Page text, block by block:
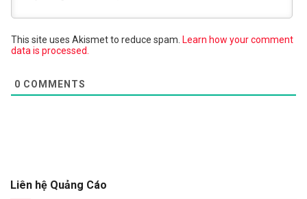
This site uses Akismet to reduce spam. Learn how your comment
data is processed.
0 COMMENTS
Liên hệ Quảng Cáo